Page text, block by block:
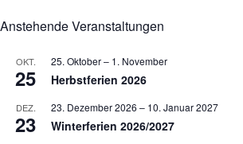
Anstehende Veranstaltungen
OKT.
25
25. Oktober– 1. November
Herbstferien 2026
DEZ.
23
23. Dezember 2026 – 10. Januar 2027
Winterferien 2026/2027